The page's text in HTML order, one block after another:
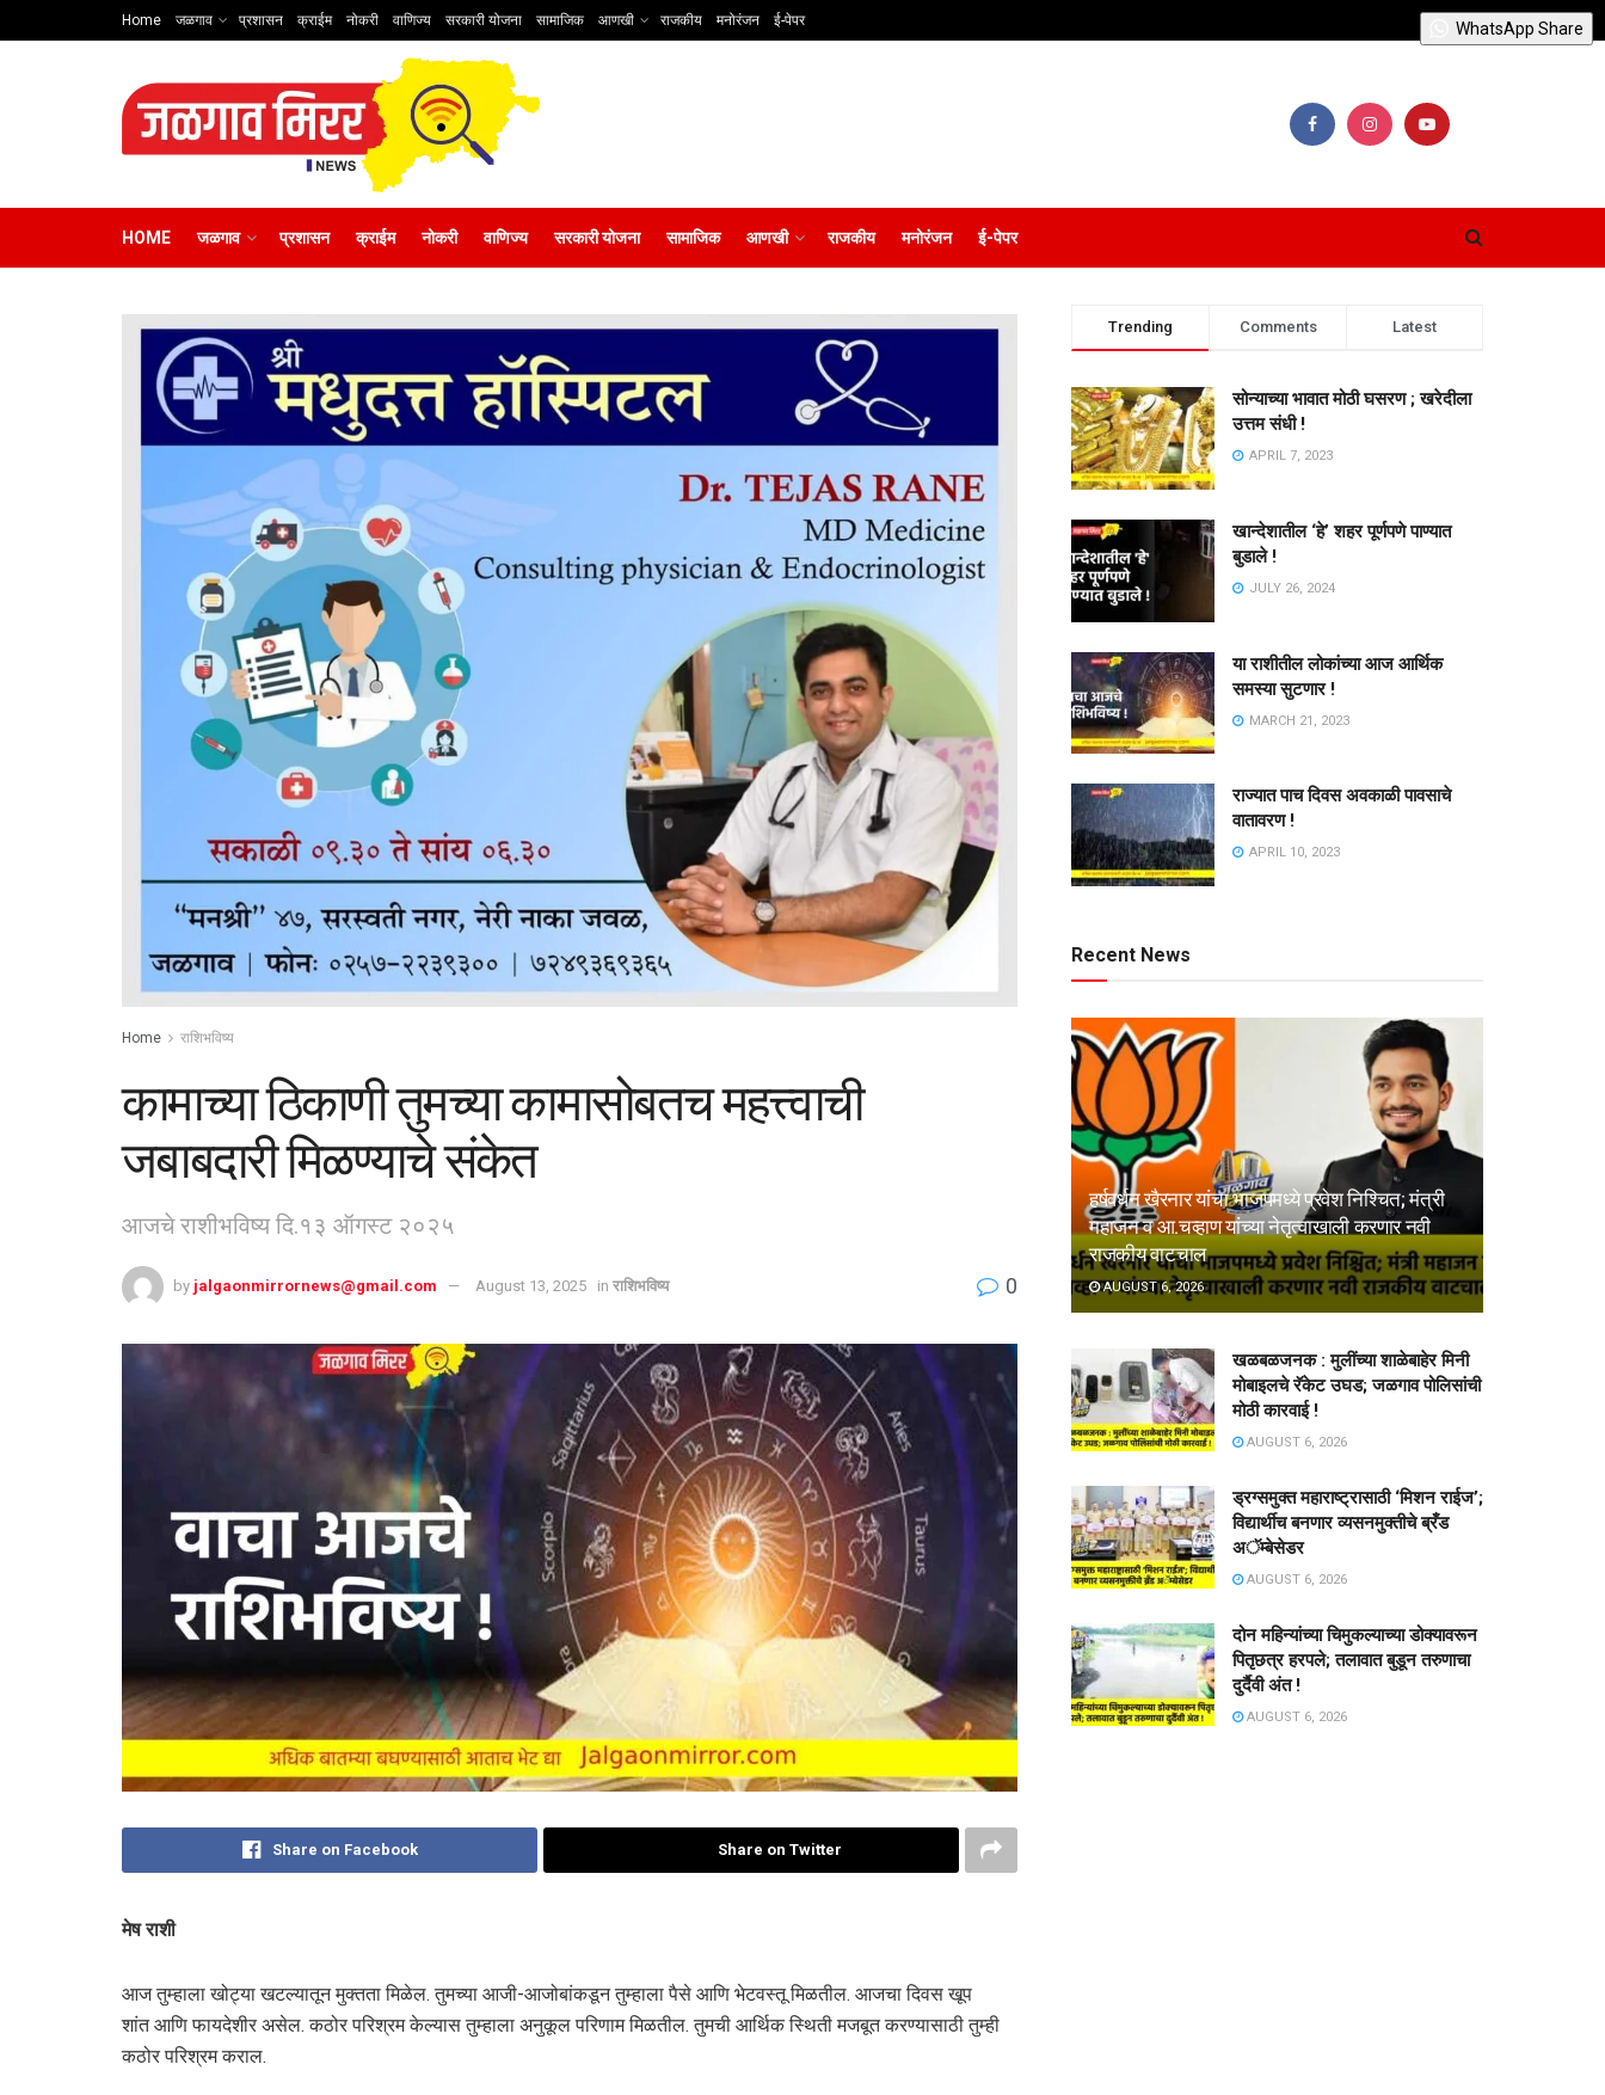
Home जळगाव प्रशासन क्राईम नोकरी वाणिज्य सरकारी योजना सामाजिक आणखी राजकीय मनोरंजन ई-पेपर
HOME जळगाव प्रशासन क्राईम नोकरी वाणिज्य सरकारी योजना सामाजिक आणखी राजकीय मनोरंजन ई-पेपर
Home राशिभविष्य
कामाच्या ठिकाणी तुमच्या कामासोबतच महत्त्वाची
जबाबदारी मिळण्याचे संकेत
आजचे राशीभविष्य दि.१३ ऑगस्ट २०२५
by jalgaonmirrornews@gmail.com August 13, 2025 in राशिभविष्य 0
Share on Facebook Share on Twitter
मेष राशी
आज तुम्हाला खोट्या खटल्यातून मुक्तता मिळेल. तुमच्या आजी-आजोबांकडून तुम्हाला पैसे आणि भेटवस्तू मिळतील. आजचा दिवस खूप
शांत आणि फायदेशीर असेल. कठोर परिश्रम केल्यास तुम्हाला अनुकूल परिणाम मिळतील. तुमची आर्थिक स्थिती मजबूत करण्यासाठी तुम्ही
कठोर परिश्रम कराल.
Trending Comments Latest
सोन्याच्या भावात मोठी घसरण ; खरेदीला
उत्तम संधी !
APRIL 7, 2023
खान्देशातील ‘हे’ शहर पूर्णपणे पाण्यात
बुडाले !
JULY 26, 2024
या राशीतील लोकांच्या आज आर्थिक
समस्या सुटणार !
MARCH 21, 2023
राज्यात पाच दिवस अवकाळी पावसाचे
वातावरण !
APRIL 10, 2023
Recent News
हर्षवर्धन खैरनार यांचा भाजपमध्ये प्रवेश निश्चित; मंत्री
महाजन व आ.चव्हाण यांच्या नेतृत्वाखाली करणार नवी
राजकीय वाटचाल
AUGUST 6, 2026
खळबळजनक : मुलींच्या शाळेबाहेर मिनी
मोबाइलचे रॅकेट उघड; जळगाव पोलिसांची
मोठी कारवाई !
AUGUST 6, 2026
ड्रग्समुक्त महाराष्ट्रासाठी ‘मिशन राईज’;
विद्यार्थीच बनणार व्यसनमुक्तीचे ब्रँड
अॅम्बेसेडर
AUGUST 6, 2026
दोन महिन्यांच्या चिमुकल्याच्या डोक्यावरून
पितृछत्र हरपले; तलावात बुडून तरुणाचा
दुर्दैवी अंत !
AUGUST 6, 2026
WhatsApp Share